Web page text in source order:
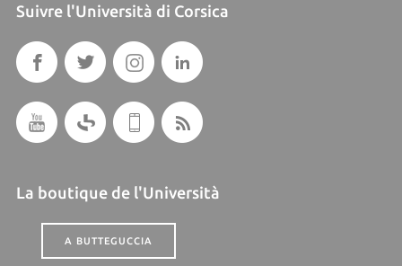
Suivre l'Università di Corsica
La boutique de l'Università
A BUTTEGUCCIA